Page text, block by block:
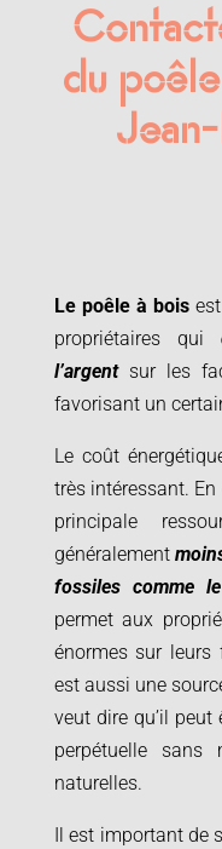
du
Le poêle à boisest
propriétaires qui
l’argentsur les
favorisant un
Le coût
très intéressant.
principale
généralement
fossiles comme
permet aux
énormes sur leurs
est aussi une
veut dire qu’il peut
perpétuelle
naturelles.
Il est important de